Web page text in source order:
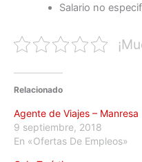
Salario no
Relacionado
Agente de Viajes – Manresa
9 septiembre, 2018
En «Ofertas De Empleos»